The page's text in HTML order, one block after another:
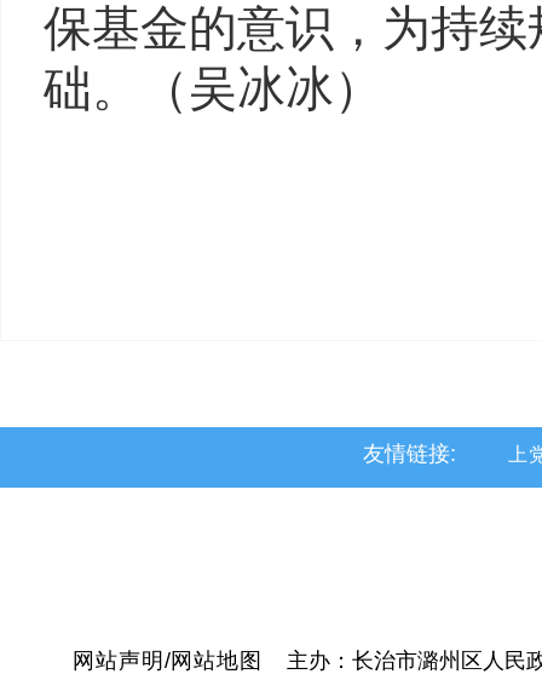
保基金的意识，为持
础。（吴冰冰）
友情链接: 上
网站声明 /网站地图
主办：长治市潞州区人民